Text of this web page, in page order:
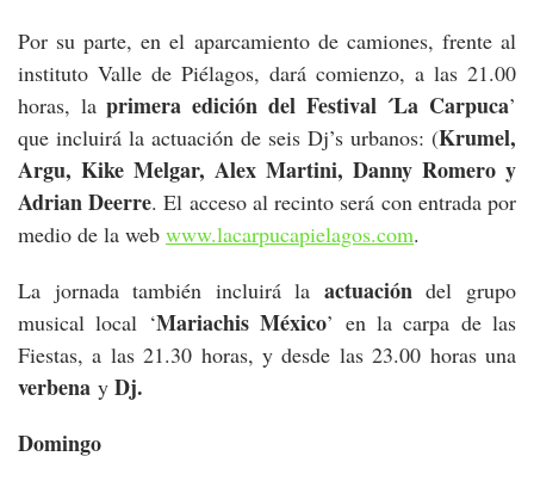
Por su parte, en el aparcamiento de camiones, frente al
instituto Valle de Piélagos, dará comienzo, a las 21.00
horas, laprimera edición del Festival ´La Carpuca’
que incluirá la actuación de seis Dj’s urbanos: (Krumel,
Argu, Kike Melgar, Alex Martini, Danny Romero y
Adrian Deerre. El acceso al recinto será con entrada por
medio de la web www.lacarpucapielagos.com.
La jornada también incluirá la actuación del grupo
musical local ‘Mariachis México’ en la carpa de las
Fiestas, a las 21.30 horas, y desde las 23.00 horas una
verbena y Dj.
Domingo